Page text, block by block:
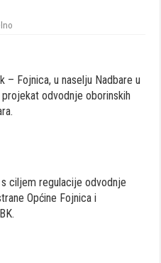
– Fojnica, u naselju Nadbare u
odvodnje oborinskih
ciljem regulacije odvodnje
Općine Fojnica i